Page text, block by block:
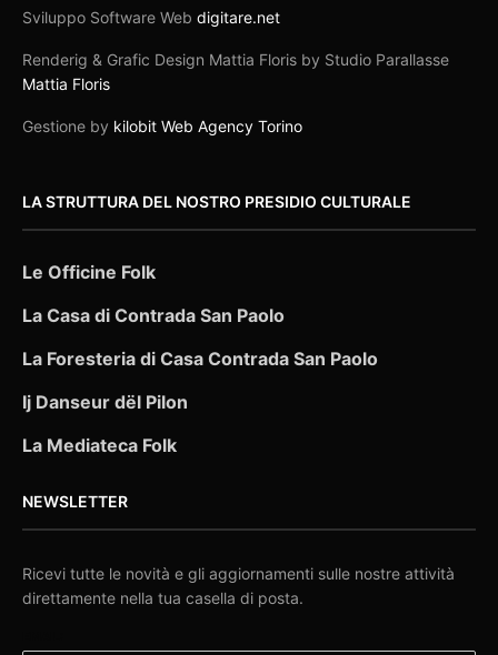
Sviluppo Software Webdigitare.net
Renderig & Grafic Design Mattia Floris by Studio Parallasse
Mattia Floris
Gestione by kilobit Web Agency Torino
LA STRUTTURA DEL NOSTRO PRESIDIO CULTURALE
Le Officine Folk
La Casa di Contrada San Paolo
La Foresteria di Casa Contrada San Paolo
Ij Danseur dël Pilon
La Mediateca Folk
NEWSLETTER
Ricevi tutte le novità e gli aggiornamenti sulle nostre attività
direttamente nella tua casella di posta.